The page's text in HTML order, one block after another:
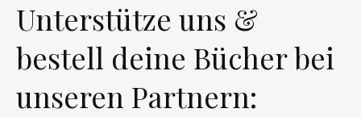
Unterstütze uns &
bestell deine Bücher bei
unseren Partnern: